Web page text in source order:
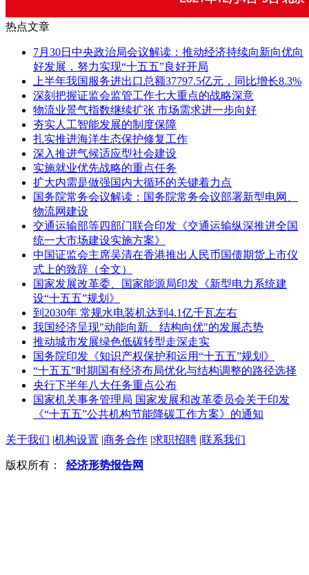
热点文章
7月30日中央政治局会议解读：推动经济持续向新向优向
好发展，努力实现“十五五”良好开局
上半年我国服务进出口总额37797.5亿元，同比增长8.3%
深刻把握证监会监管工作七大重点的战略深意
物流业景气指数继续扩张 市场需求进一步向好
夯实人工智能发展的制度保障
扎实推进海洋生态保护修复工作
深入推进气候适应型社会建设
实施就业优先战略的重点任务
扩大内需是做强国内大循环的关键着力点
国务院常务会议解读：国务院常务会议部署新型电网、
物流网建设
交通运输部等四部门联合印发《交通运输纵深推进全国
统一大市场建设实施方案》
中国证监会主席吴清在香港推出人民币国债期货上市仪
式上的致辞（全文）
国家发展改革委、国家能源局印发《新型电力系统建
设“十五五”规划》
到2030年 常规水电装机达到4.1亿千瓦左右
我国经济呈现"动能向新、结构向优"的发展态势
推动城市发展绿色低碳转型走深走实
国务院印发《知识产权保护和运用“十五五”规划》
“十五五”时期国有经济布局优化与结构调整的路径选择
央行下半年八大任务重点公布
国家机关事务管理局 国家发展和改革委员会关于印发
《“十五五”公共机构节能降碳工作方案》的通知
关于我们 |机构设置 |商务合作 |求职招聘 |联系我们
版权所有： 经济形势报告网